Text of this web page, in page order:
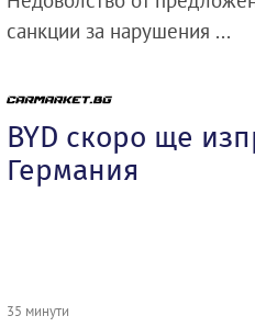
санкции за нарушения ...
BYD скоро ще
Германия
35 минути